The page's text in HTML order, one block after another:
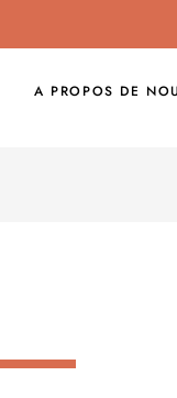
A PROPOS DE